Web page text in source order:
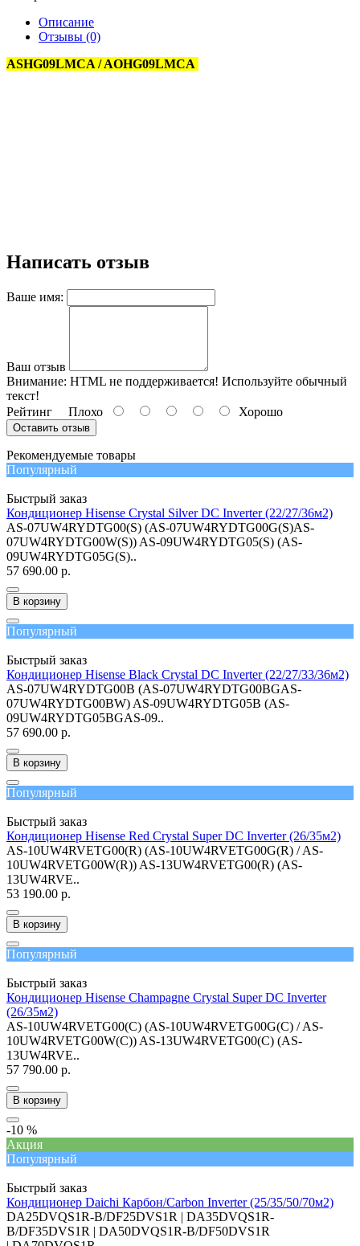
Описание
Отзывы (0)
ASHG09LMCA / AOHG09LMCA
Написать отзыв
Ваше имя:
Ваш отзыв
Внимание: HTML не поддерживается! Используйте обычный
текст!
Рейтинг Плохо Хорошо
Оставить отзыв
Рекомендуемые товары
Популярный
Быстрый заказ
Кондиционер Hisense Crystal Silver DC Inverter (22/27/36м2)
AS-07UW4RYDTG00(S) (AS-07UW4RYDTG00G(S)AS-
07UW4RYDTG00W(S)) AS-09UW4RYDTG05(S) (AS-
09UW4RYDTG05G(S)..
57 690.00 р.
В корзину
Популярный
Быстрый заказ
Кондиционер Hisense Black Crystal DC Inverter (22/27/33/36м2)
AS-07UW4RYDTG00B (AS-07UW4RYDTG00BGAS-
07UW4RYDTG00BW) AS-09UW4RYDTG05B (AS-
09UW4RYDTG05BGAS-09..
57 690.00 р.
В корзину
Популярный
Быстрый заказ
Кондиционер Hisense Red Crystal Super DC Inverter (26/35м2)
AS-10UW4RVETG00(R) (AS-10UW4RVETG00G(R) / AS-
10UW4RVETG00W(R)) AS-13UW4RVETG00(R) (AS-
13UW4RVE..
53 190.00 р.
В корзину
Популярный
Быстрый заказ
Кондиционер Hisense Champagne Crystal Super DC Inverter
(26/35м2)
AS-10UW4RVETG00(С) (AS-10UW4RVETG00G(С) / AS-
10UW4RVETG00W(С)) AS-13UW4RVETG00(С) (AS-
13UW4RVE..
57 790.00 р.
В корзину
-10 %
Акция
Популярный
Быстрый заказ
Кондиционер Daichi Карбон/Carbon Inverter (25/35/50/70м2)
DA25DVQS1R-B/DF25DVS1R | DA35DVQS1R-
B/DF35DVS1R | DA50DVQS1R-B/DF50DVS1R